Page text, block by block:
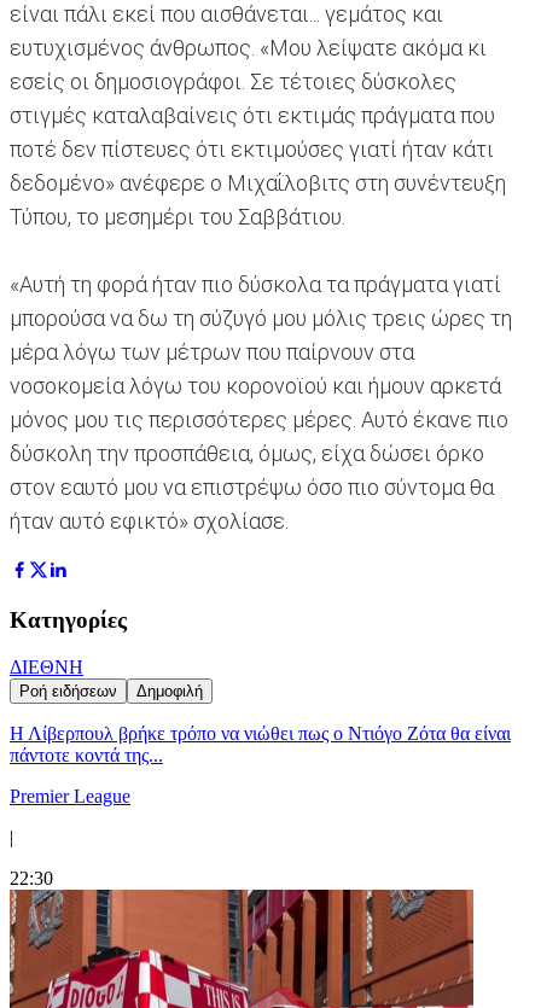
είναι πάλι εκεί που αισθάνεται... γεμάτος και
ευτυχισμένος άνθρωπος. «Μου λείψατε ακόμα κι
εσείς οι δημοσιογράφοι. Σε τέτοιες δύσκολες
στιγμές καταλαβαίνεις ότι εκτιμάς πράγματα που
ποτέ δεν πίστευες ότι εκτιμούσες γιατί ήταν κάτι
δεδομένο» ανέφερε ο Μιχαΐλοβιτς στη συνέντευξη
Τύπου, το μεσημέρι του Σαββάτιου.
«Αυτή τη φορά ήταν πιο δύσκολα τα πράγματα γιατί
μπορούσα να δω τη σύζυγό μου μόλις τρεις ώρες τη
μέρα λόγω των μέτρων που παίρνουν στα
νοσοκομεία λόγω του κορονοϊού και ήμουν αρκετά
μόνος μου τις περισσότερες μέρες. Αυτό έκανε πιο
δύσκολη την προσπάθεια, όμως, είχα δώσει όρκο
στον εαυτό μου να επιστρέψω όσο πιο σύντομα θα
ήταν αυτό εφικτό» σχολίασε.
Κατηγορίες
ΔΙΕΘΝΗ
Ροή ειδήσεων Δημοφιλή
Η Λίβερπουλ βρήκε τρόπο να νιώθει πως ο Ντιόγο Ζότα θα είναι
πάντοτε κοντά της...
Premier League
|
22:30